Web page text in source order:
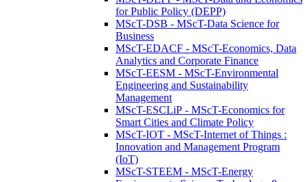
for Public Policy (DEPP)
MScT-DSB - MScT-Data Science for
Business
MScT-EDACF - MScT-Economics, Data
Analytics and Corporate Finance
MScT-EESM - MScT-Environmental
Engineering and Sustainability
Management
MScT-ESCLiP - MScT-Economics for
Smart Cities and Climate Policy
MScT-IOT - MScT-Internet of Things :
Innovation and Management Program
(IoT)
MScT-STEEM - MScT-Energy